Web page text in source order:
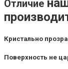
Отличие
Кристально
Поверхность не